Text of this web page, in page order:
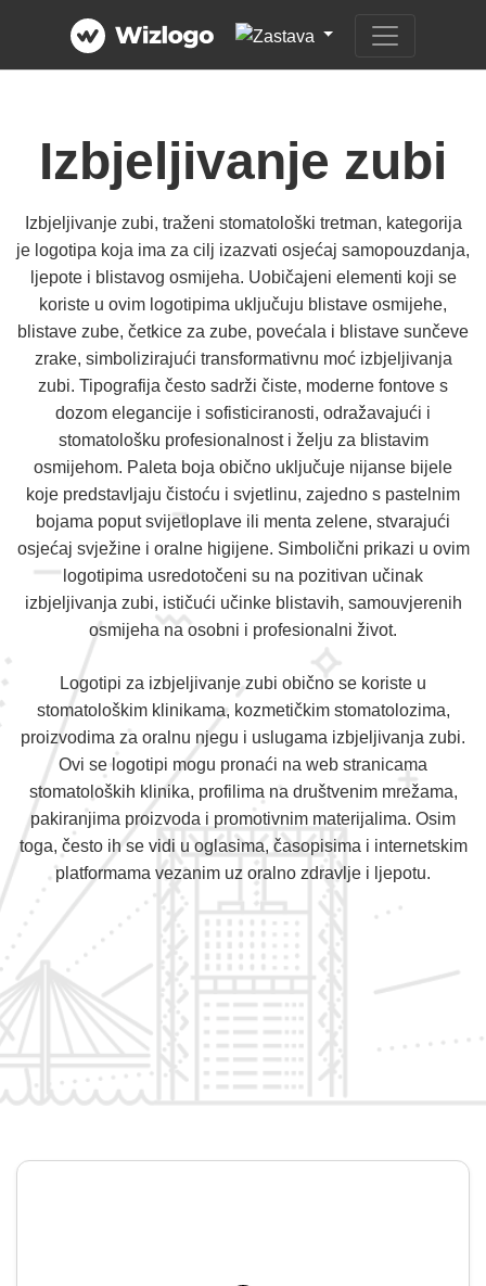
Izbjeljivanje zubi
Izbjeljivanje zubi, traženi stomatološki tretman, kategorija
je logotipa koja ima za cilj izazvati osjećaj samopouzdanja,
ljepote i blistavog osmijeha. Uobičajeni elementi koji se
koriste u ovim logotipima uključuju blistave osmijehe,
blistave zube, četkice za zube, povećala i blistave sunčeve
zrake, simbolizirajući transformativnu moć izbjeljivanja
zubi. Tipografija često sadrži čiste, moderne fontove s
dozom elegancije i sofisticiranosti, odražavajući i
stomatološku profesionalnost i želju za blistavim
osmijehom. Paleta boja obično uključuje nijanse bijele
koje predstavljaju čistoću i svjetlinu, zajedno s pastelnim
bojama poput svijetloplave ili menta zelene, stvarajući
osjećaj svježine i oralne higijene. Simbolični prikazi u ovim
logotipima usredotočeni su na pozitivan učinak
izbjeljivanja zubi, ističući učinke blistavih, samouvjerenih
osmijeha na osobni i profesionalni život.
Logotipi za izbjeljivanje zubi obično se koriste u
stomatološkim klinikama, kozmetičkim stomatolozima,
proizvodima za oralnu njegu i uslugama izbjeljivanja zubi.
Ovi se logotipi mogu pronaći na web stranicama
stomatoloških klinika, profilima na društvenim mrežama,
pakiranjima proizvoda i promotivnim materijalima. Osim
toga, često ih se vidi u oglasima, časopisima i internetskim
platformama vezanim uz oralno zdravlje i ljepotu.